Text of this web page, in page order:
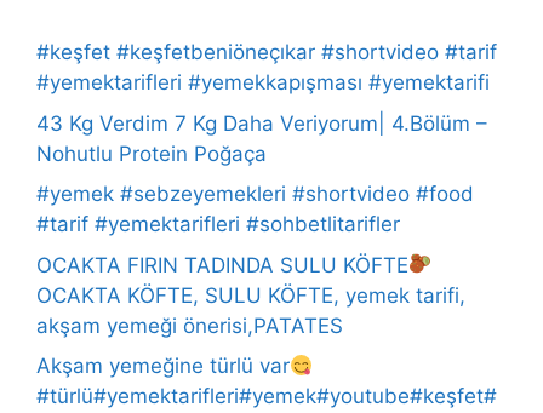
#keşfet #keşfetbeniöneçıkar #shortvideo #tarif
#yemektarifleri #yemekkapışması #yemektarifi
43 Kg Verdim 7 Kg Daha Veriyorum| 4.Bölüm –
Nohutlu Protein Poğaça
#yemek #sebzeyemekleri #shortvideo #food
#tarif #yemektarifleri #sohbetlitarifler
OCAKTA FIRIN TADINDA SULU KÖFTE
OCAKTA KÖFTE, SULU KÖFTE, yemek tarifi,
akşam yemeği önerisi,PATATES
Akşam yemeğine türlü var
#türlü#yemektarifleri#yemek#youtube#keşfet#